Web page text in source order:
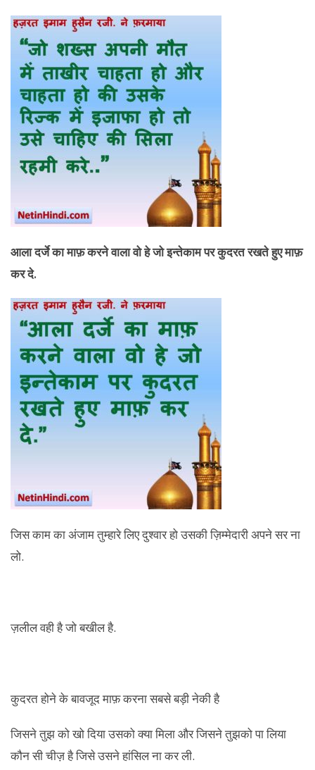
आला दर्जे का माफ़ करने वाला वो हे जो इन्तेकाम पर कुदरत रखते हुए माफ़
कर दे.
जिस काम का अंजाम तुम्हारे लिए दुश्वार हो उसकी ज़िम्मेदारी अपने सर ना
लो.
ज़लील वही है जो बखील है.
कुदरत होने के बावजूद माफ़ करना सबसे बड़ी नेकी है
जिसने तुझ को खो दिया उसको क्या मिला और जिसने तुझको पा लिया
कौन सी चीज़ है जिसे उसने हांसिल ना कर ली.